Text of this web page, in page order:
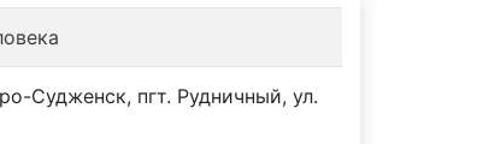
Судженск, пгт. Рудничный, ул.